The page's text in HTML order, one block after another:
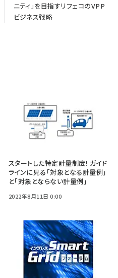
ニティ」を目指すリフェコのVPP
ビジネス戦略
スタートした特定計量制度! ガイド
ラインに見る「対象となる計量例」
と「対象とならない計量例」
2022年8月11日 0:00